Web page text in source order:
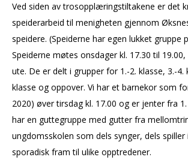
Ved siden av trosopplæringstiltakene er det
speiderarbeid til menigheten gjennom
speidere. (Speiderne har egen lukket gruppe
Speiderne møtes onsdager kl. 17.30 til
ute. De er delt i grupper for 1.-2. klasse, 3.-4.
klasse og oppover. Vi har et barnekor som
2020) øver tirsdag kl. 17.00 og er jenter fra 1.
har en guttegruppe med gutter fra
ungdomsskolen som dels synger, dels
sporadisk fram til ulike opptredener.